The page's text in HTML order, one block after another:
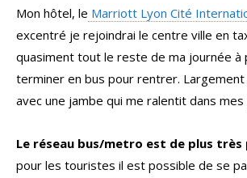
Mon hôtel, le Marriott Lyon Cité
excentré je rejoindrai le centre ville en
quasiment tout le reste de ma journée à
terminer en bus pour rentrer. Largement
avec une jambe qui me ralentit dans
Le réseau bus/metro est de plus
pour les touristes il est possible de se